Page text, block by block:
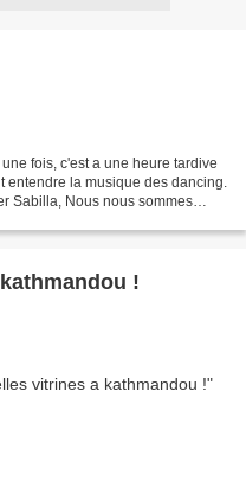
fois, c'est a une heure tardive
la musique des dancing.
Sabilla, Nous nous sommes
!